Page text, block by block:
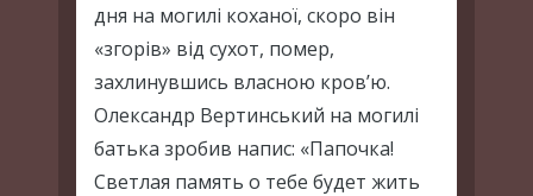
дня на могилі коханої, скоро він
«згорів» від сухот, помер,
захлинувшись власною кров’ю.
Олександр Вертинський на могилі
батька зробив напис: «Папочка!
Светлая память о тебе будет жить